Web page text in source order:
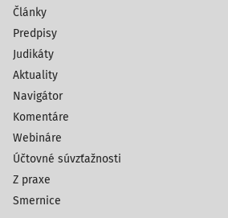
Články
Predpisy
Judikáty
Aktuality
Navigátor
Komentáre
Webináre
Účtovné súvzťažnosti
Z praxe
Smernice